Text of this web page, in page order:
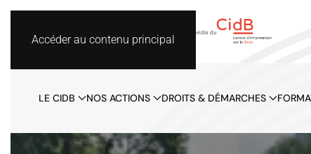
Accéder au contenu principal
LE CIDB NOS ACTIONS DROITS & DÉMARCHES